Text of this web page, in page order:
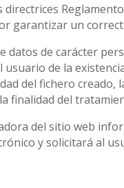
directrices
garantizar un
datos de carácter
de la
del fichero
finalidad del
del sitio web
y solicitará al